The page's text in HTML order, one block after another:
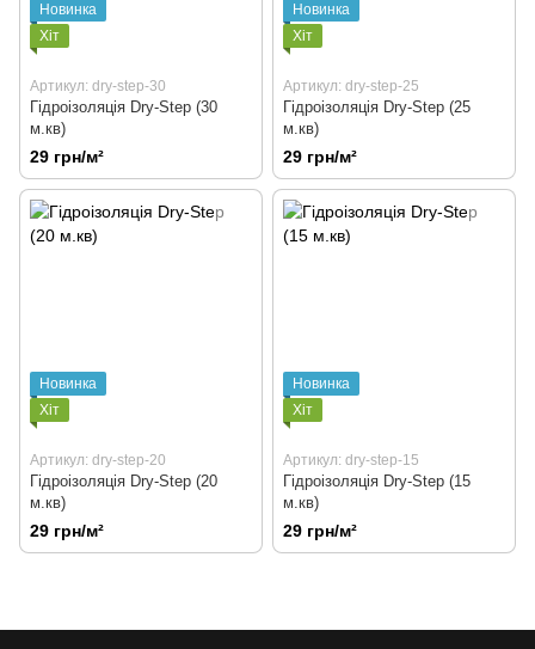
Новинка
Хіт
Артикул: dry-step-30
Гідроізоляція Dry-Step (30
м.кв)
29 грн/м²
Новинка
Хіт
Артикул: dry-step-25
Гідроізоляція Dry-Step (25
м.кв)
29 грн/м²
Новинка
Хіт
Артикул: dry-step-20
Гідроізоляція Dry-Step (20
м.кв)
29 грн/м²
Новинка
Хіт
Артикул: dry-step-15
Гідроізоляція Dry-Step (15
м.кв)
29 грн/м²